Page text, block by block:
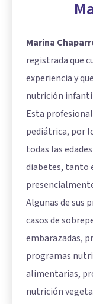
Marina
registrada que
experiencia y
nutrición
Esta
pediátrica, por
todas las
diabetes, tanto
Algunas de sus
casos de
embarazadas,
programas
alimentarias,
nutrición